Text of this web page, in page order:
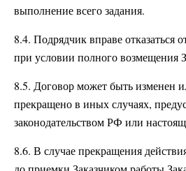
выполнение всего задания.
8.4. Подрядчик вправе отказаться
при условии полного возмещения
8.5. Договор может быть изменен
прекращено в иных случаях,
законодательством РФ или
8.6. В случае прекращения